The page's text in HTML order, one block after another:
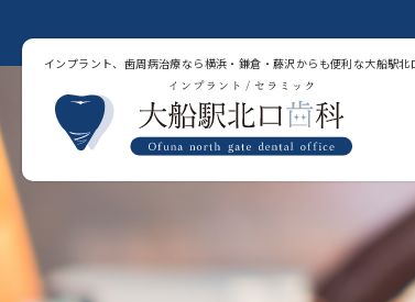
インプラント、歯周病治療なら横浜・鎌倉・藤沢からも便利な大船駅北